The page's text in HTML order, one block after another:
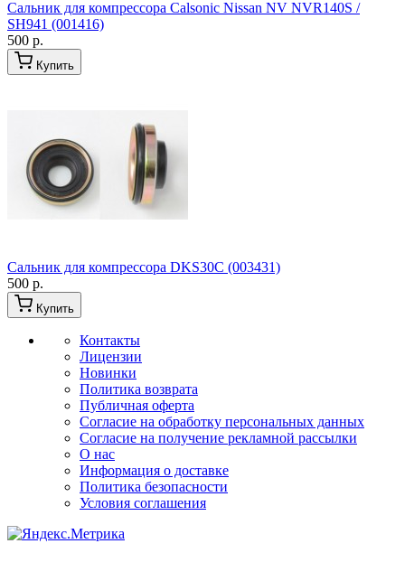
Сальник для компрессора Calsonic Nissan NV NVR140S /
SH941 (001416)
500 р.
Купить
Сальник для компрессора DKS30C (003431)
500 р.
Купить
Контакты
Лицензии
Новинки
Политика возврата
Публичная оферта
Согласие на обработку персональных данных
Согласие на получение рекламной рассылки
О нас
Информация о доставке
Политика безопасности
Условия соглашения